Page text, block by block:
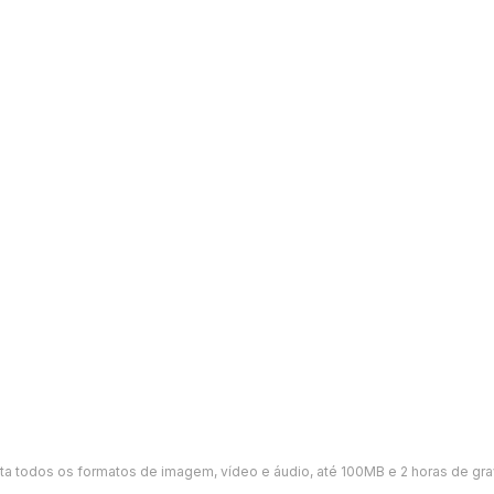
todos os formatos de imagem, vídeo e áudio, até 100MB e 2 horas de